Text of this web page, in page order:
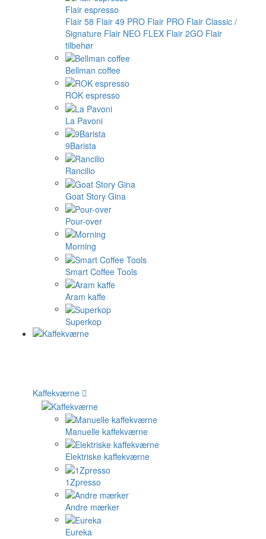
Flair espresso
Flair 58 Flair 49 PRO Flair PRO Flair Classic /
Signature Flair NEO FLEX Flair 2GO Flair
tilbehør
Bellman coffee
ROK espresso
La Pavoni
9Barista
Rancilio
Goat Story Gina
Pour-over
Morning
Smart Coffee Tools
Aram kaffe
Superkop
Kaffekværne
Manuelle kaffekværne
Elektriske kaffekværne
1Zpresso
Andre mærker
Eureka